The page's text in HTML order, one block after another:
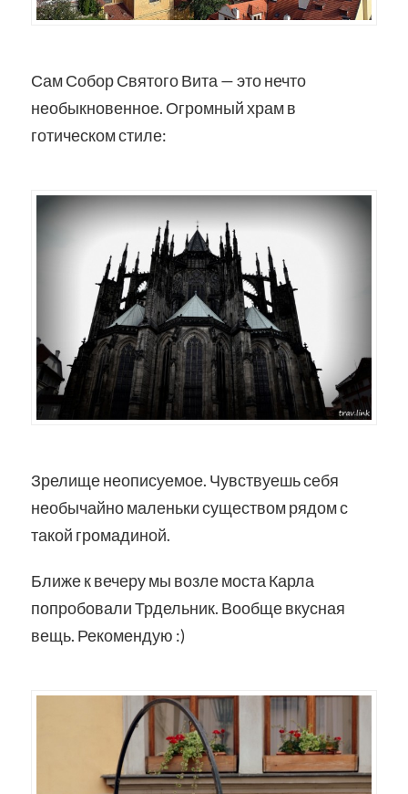
Сам Собор Святого Вита — это нечто
необыкновенное. Огромный храм в
готическом стиле:
Зрелище неописуемое. Чувствуешь себя
необычайно маленьки существом рядом с
такой громадиной.
Ближе к вечеру мы возле моста Карла
попробовали Трдельник. Вообще вкусная
вещь. Рекомендую :)